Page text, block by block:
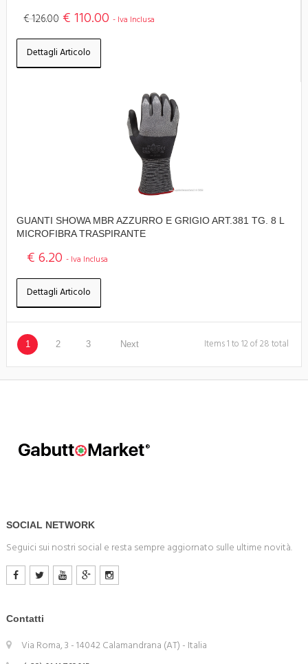
€ 126.00 € 110.00 - Iva Inclusa
Dettagli Articolo
GUANTI SHOWA MBR AZZURRO E GRIGIO ART.381 TG. 8 L
MICROFIBRA TRASPIRANTE
€ 6.20 - Iva Inclusa
Dettagli Articolo
Items 1 to 12 of 28 total
1 2 3 Next
SOCIAL NETWORK
Seguici sui nostri social e resta sempre aggiornato sulle ultime novità.
Contatti
Via Roma, 3 - 14042 Calamandrana (AT) - Italia